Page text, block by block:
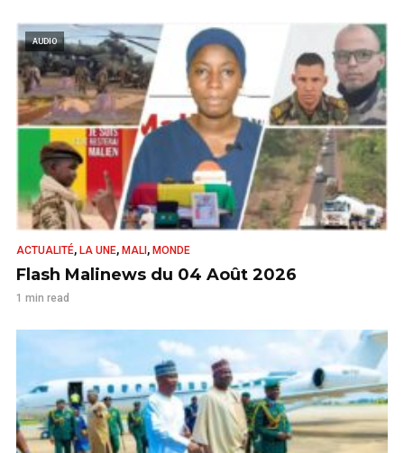
AUDIO
ACTUALITÉ, LA UNE, MALI , MONDE
Flash Malinews du 04 Août 2026
1 min read